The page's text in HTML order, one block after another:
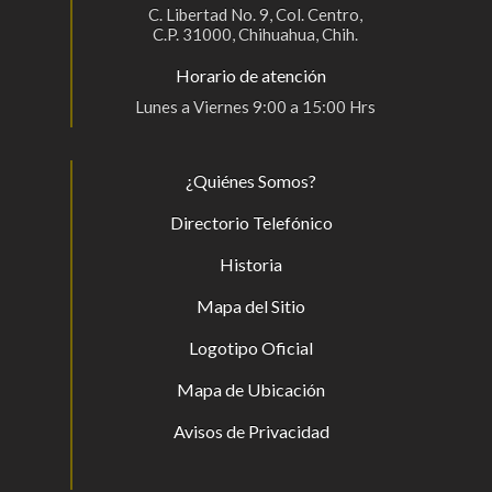
C. Libertad No. 9, Col. Centro,
C.P. 31000, Chihuahua, Chih.
Horario de atención
Lunes a Viernes 9:00 a 15:00 Hrs
¿Quiénes Somos?
Directorio Telefónico
Historia
Mapa del Sitio
Logotipo Oficial
Mapa de Ubicación
Avisos de Privacidad